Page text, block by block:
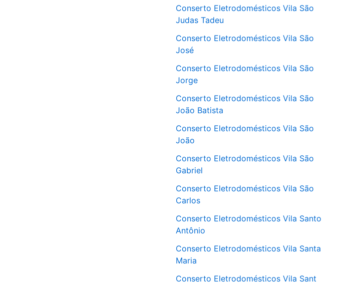
Conserto Eletrodomésticos Vila São
Judas Tadeu
Conserto Eletrodomésticos Vila São
José
Conserto Eletrodomésticos Vila São
Jorge
Conserto Eletrodomésticos Vila São
João Batista
Conserto Eletrodomésticos Vila São
João
Conserto Eletrodomésticos Vila São
Gabriel
Conserto Eletrodomésticos Vila São
Carlos
Conserto Eletrodomésticos Vila Santo
Antônio
Conserto Eletrodomésticos Vila Santa
Maria
Conserto Eletrodomésticos Vila Sant